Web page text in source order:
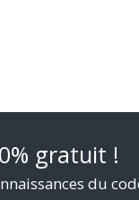
gratuit !
du